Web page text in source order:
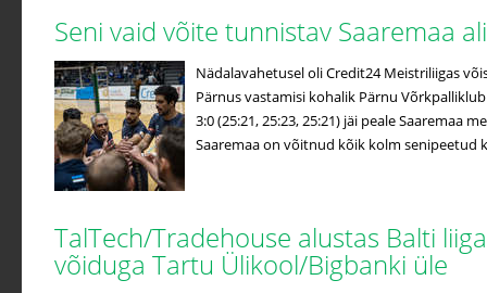
Seni vaid võite tunnistav Saaremaa
Nädalavahetusel oli Credit24 Meistriliigas
Pärnus vastamisi kohalik Pärnu
3:0 (25:21, 25:23, 25:21) jäi peale Saaremaa
Saaremaa on võitnud kõik kolm senipeetud
TalTech/Tradehouse alustas Balti
võiduga Tartu Ülikool/Bigbanki üle